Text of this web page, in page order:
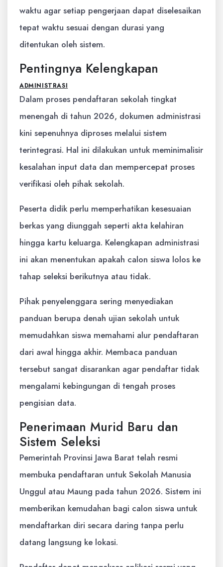
waktu agar setiap pengerjaan dapat diselesaikan
tepat waktu sesuai dengan durasi yang
ditentukan oleh sistem.
Pentingnya Kelengkapan
ADMINISTRASI
Dalam proses pendaftaran sekolah tingkat
menengah di tahun 2026, dokumen administrasi
kini sepenuhnya diproses melalui sistem
terintegrasi. Hal ini dilakukan untuk meminimalisir
kesalahan input data dan mempercepat proses
verifikasi oleh pihak sekolah.
Peserta didik perlu memperhatikan kesesuaian
berkas yang diunggah seperti akta kelahiran
hingga kartu keluarga. Kelengkapan administrasi
ini akan menentukan apakah calon siswa lolos ke
tahap seleksi berikutnya atau tidak.
Pihak penyelenggara sering menyediakan
panduan berupa denah ujian sekolah untuk
memudahkan siswa memahami alur pendaftaran
dari awal hingga akhir. Membaca panduan
tersebut sangat disarankan agar pendaftar tidak
mengalami kebingungan di tengah proses
pengisian data.
Penerimaan Murid Baru dan
Sistem Seleksi
Pemerintah Provinsi Jawa Barat telah resmi
membuka pendaftaran untuk Sekolah Manusia
Unggul atau Maung pada tahun 2026. Sistem ini
memberikan kemudahan bagi calon siswa untuk
mendaftarkan diri secara daring tanpa perlu
datang langsung ke lokasi.